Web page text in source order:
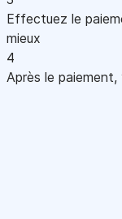
Effectuez le
mieux
4
Après le